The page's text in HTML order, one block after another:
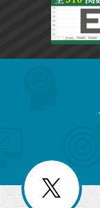
じ
閉
ー